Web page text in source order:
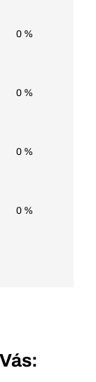
0 %
0 %
0 %
0 %